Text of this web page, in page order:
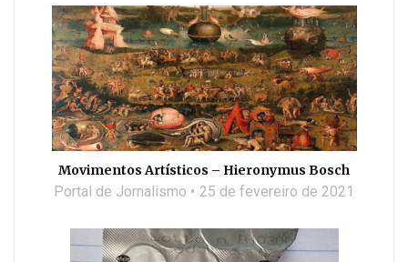
Movimentos Artísticos – Hieronymus Bosch
Portal de Jornalismo 25 de fevereiro de 2021